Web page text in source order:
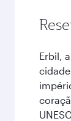
Erbil,